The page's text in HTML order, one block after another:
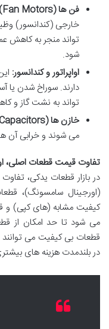
فن ها (Fan Motors):
خارجی (کندانسور)
تواند منجر به کاهش
شود.
اواپراتور و کندانسور:
دارند. سوراخ شدن یا
تواند به نشت گاز و
خازن ها (Capacitors):
می شوند و خرابی آن
تفاوت قیمت قطعات اصلی،
در بازار قطعات یدکی،
(اورجینال سامسونگ)،
کیفیت مشابه (های کپی) و
می شود تا حد امکان از
قطعات بی کیفیت می
در بلندمدت هزینه های